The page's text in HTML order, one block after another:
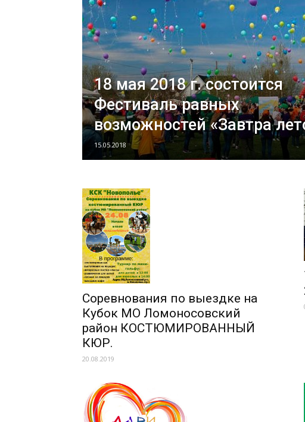
18 мая 2018 г. состоится
Фестиваль равных
возможностей «Завтра
15.05.2018
Cоревнования по выездке на
Кубок МО Ломоносовский
район КОСТЮМИРОВАННЫЙ
КЮР.
20.08.2019